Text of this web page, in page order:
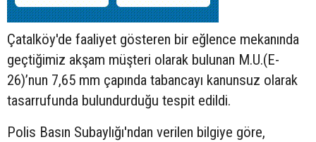
Çatalköy'de faaliyet gösteren bir eğlence mekanında
geçtiğimiz akşam müşteri olarak bulunan M.U.(E-
26)’nun 7,65 mm çapında tabancayı kanunsuz olarak
tasarrufunda bulundurduğu tespit edildi.
Polis Basın Subaylığı'ndan verilen bilgiye göre,